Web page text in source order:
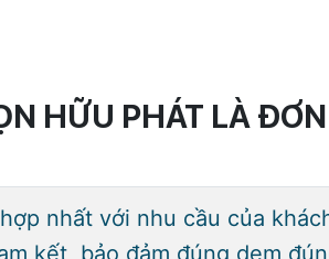
HỮU PHÁT LÀ
nhất với nhu cầu của
kết, bảo đảm đúng dem